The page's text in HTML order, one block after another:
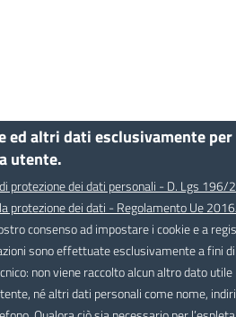
ed altri dati esclusivamente per
utente.
protezione dei dati personali - D. Lgs 196/
protezione dei dati - Regolamento Ue
consenso ad impostare i cookie e a
sono effettuate esclusivamente a fini di
non viene raccolto alcun altro dato utile
né altri dati personali come nome,